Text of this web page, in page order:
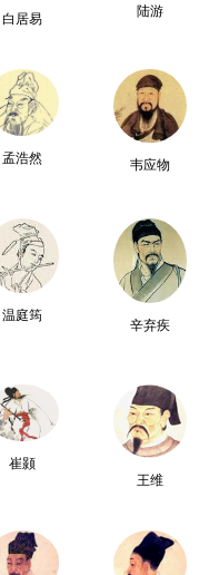
白居易
陆游
孟浩然 韦应物
温庭筠
辛弃疾
崔颢
王维